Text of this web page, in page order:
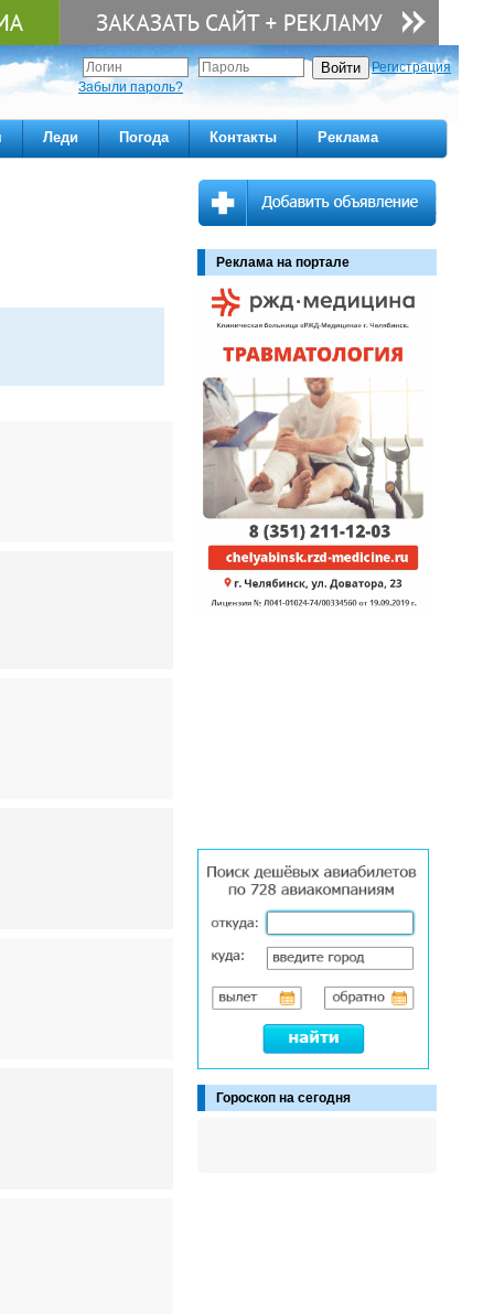
Регистрация
Забыли пароль?
Леди Погода Контакты Реклама
Реклама на портале
Гороскоп на сегодня